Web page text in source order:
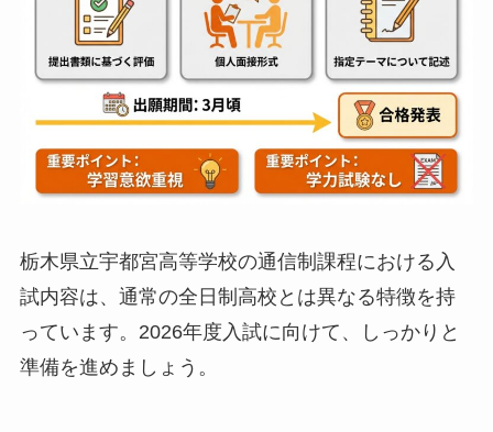
栃木県立宇都宮高等学校の通信制課程における入
試内容は、通常の全日制高校とは異なる特徴を持
っています。2026年度入試に向けて、しっかりと
準備を進めましょう。